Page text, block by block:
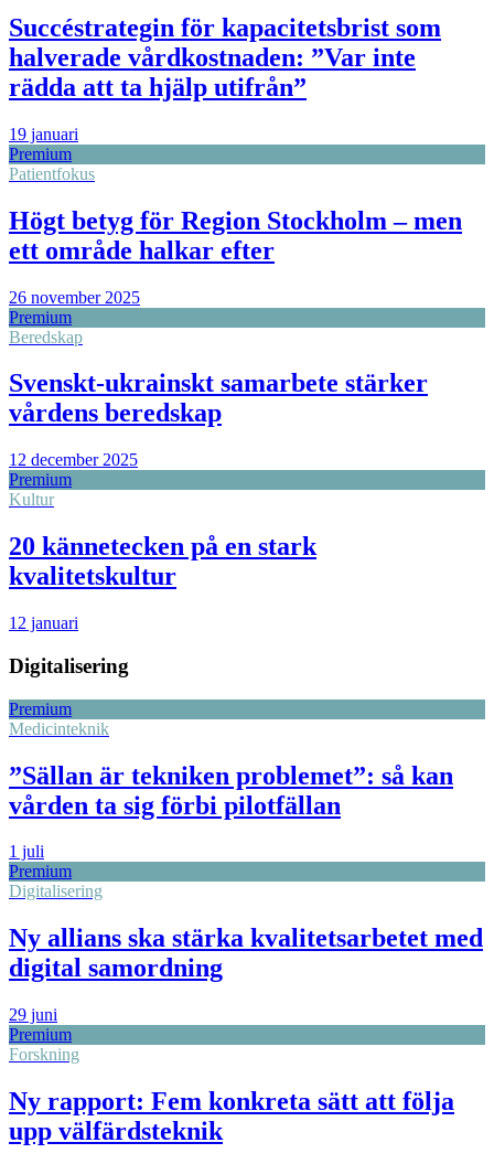
Succéstrategin för kapacitetsbrist som
halverade vårdkostnaden: ”Var inte
rädda att ta hjälp utifrån”
19 januari
Premium
Patientfokus
Högt betyg för Region Stockholm – men
ett område halkar efter
26 november 2025
Premium
Beredskap
Svenskt-ukrainskt samarbete stärker
vårdens beredskap
12 december 2025
Premium
Kultur
20 kännetecken på en stark
kvalitetskultur
12 januari
Digitalisering
Premium
Medicinteknik
”Sällan är tekniken problemet”: så kan
vården ta sig förbi pilotfällan
1 juli
Premium
Digitalisering
Ny allians ska stärka kvalitetsarbetet med
digital samordning
29 juni
Premium
Forskning
Ny rapport: Fem konkreta sätt att följa
upp välfärdsteknik